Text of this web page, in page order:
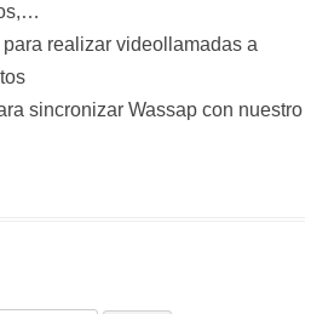
para realizar videollamadas a
sincronizar Wassap con nuestro